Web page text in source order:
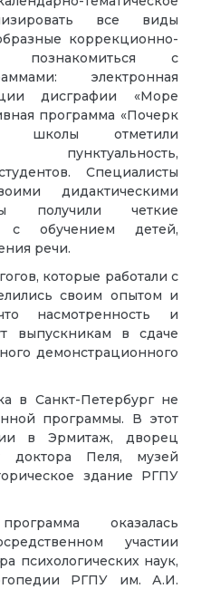
все виды
коррекционно-
познакомиться с
электронная
дисграфии «Море
программа «Почерк
школы отметили
пунктуальность,
Специалисты
дидактическими
получили четкие
с обучением детей,
речи.
которые работали с
своим опытом и
насмотренность и
выпускникам в сдаче
демонстрационного
в Санкт-Петербург не
программы. В этот
в Эрмитаж, дворец
доктора Пеля, музей
здание РГПУ
оказалась
участии
психологических наук,
РГПУ им. А.И.